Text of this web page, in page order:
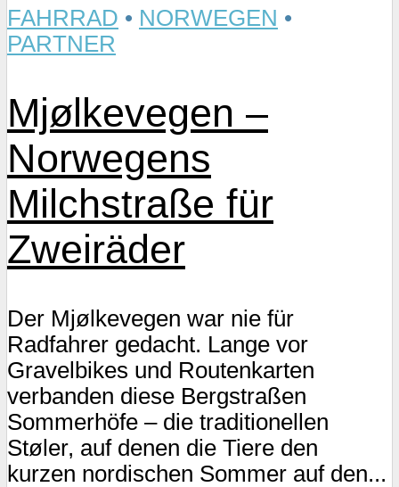
FAHRRAD • NORWEGEN •
PARTNER
Mjølkevegen –
Norwegens
Milchstraße für
Zweiräder
Der Mjølkevegen war nie für
Radfahrer gedacht. Lange vor
Gravelbikes und Routenkarten
verbanden diese Bergstraßen
Sommerhöfe – die traditionellen
Støler, auf denen die Tiere den
kurzen nordischen Sommer auf den...